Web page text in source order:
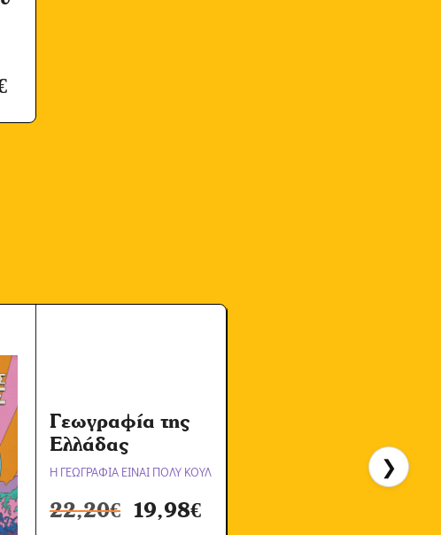
Γεωγραφία της
Ελλάδας
Η ΓΕΩΓΡΑΦΙΑ ΕΙΝΑΙ ΠΟΛΥ ΚΟΥΛ
22,20€ 19,98€
❯